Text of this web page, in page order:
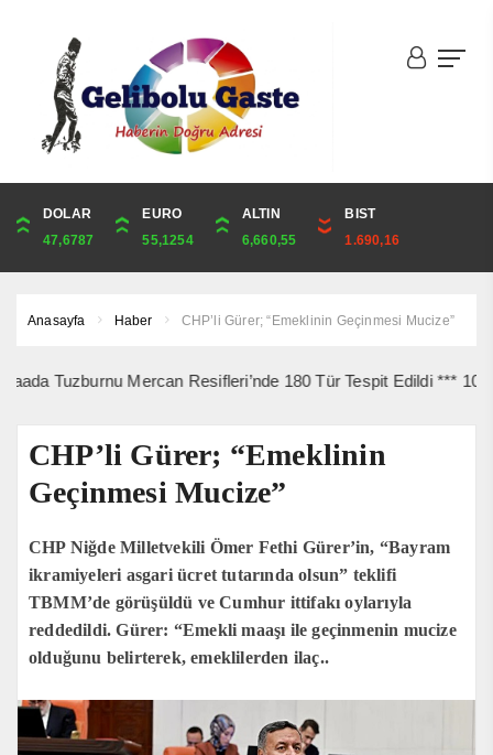
DOLAR
47,6787
EURO
55,1254
ALTIN
6,660,55
BIST
1.690,16
ONS
4,341,81
ALTIN
6,660,55
ÇEYREK
10,889,99
CUMHURİYET
44,750,00
Anasayfa Haber CHP’li Gürer; “Emeklinin Geçinmesi Mucize”
Mercan Resifleri’nde 180 Tür Tespit Edildi *** 10
CHP’li Gürer; “Emeklinin
Geçinmesi Mucize”
CHP Niğde Milletvekili Ömer Fethi Gürer’in, “Bayram
ikramiyeleri asgari ücret tutarında olsun” teklifi
TBMM’de görüşüldü ve Cumhur ittifakı oylarıyla
reddedildi. Gürer: “Emekli maaşı ile geçinmenin mucize
olduğunu belirterek, emeklilerden ilaç..